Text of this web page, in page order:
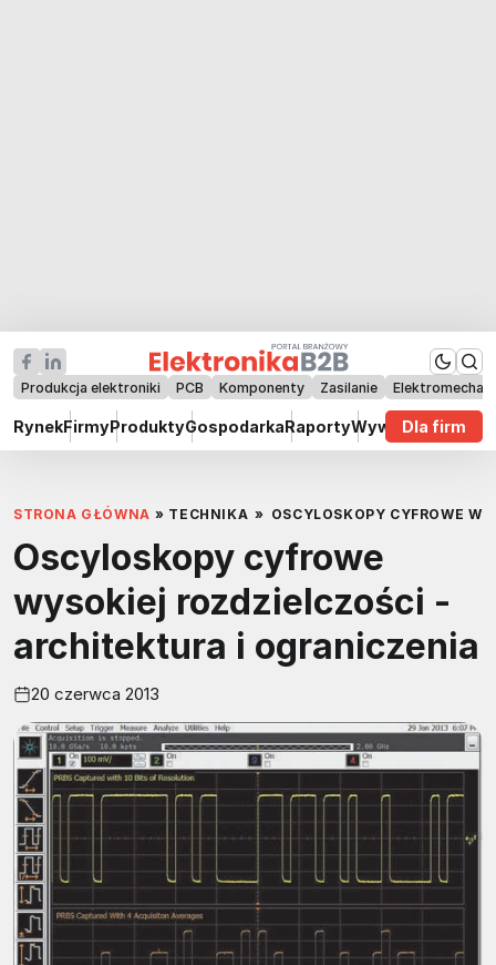
Produkcja elektroniki PCB Komponenty Zasilanie
RynekFirmyProduktyGospodarkaRaportyWywiadyDla firm
STRONA GŁÓWNA » TECHNIKA » OSCYLOSKOPY CYFROWE
Oscyloskopy cyfrowe
wysokiej rozdzielczości -
architektura i ograniczenia
20 czerwca 2013